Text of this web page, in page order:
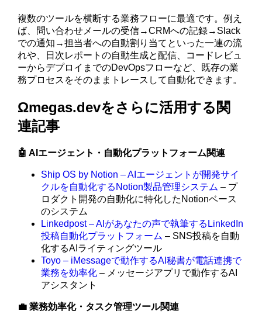
複数のツールを横断する業務フローに最適です。例え
ば、問い合わせメールの受信→CRMへの記録→Slack
での通知→担当者への自動割り当てといった一連の流
れや、日次レポートの自動生成と配信、コードレビュ
ーからデプロイまでのDevOpsフローなど、既存の業
務プロセスをそのままトレースして自動化できます。
Ωmegas.devをさらに活用する関
連記事
🤖 AIエージェント・自動化プラットフォーム関連
Ship OS by Notion – AIエージェントが開発サイ
クルを自動化するNotion製品管理システム – プ
ロダクト開発の自動化に特化したNotionベース
のシステム
Linkedpost – AIがあなたの声で執筆するLinkedIn
投稿自動化プラットフォーム – SNS投稿を自動
化するAIライティングツール
Toyo – iMessageで動作するAI秘書が電話連携で
業務を効率化 – メッセージアプリで動作するAI
アシスタント
💼 業務効率化・タスク管理ツール関連